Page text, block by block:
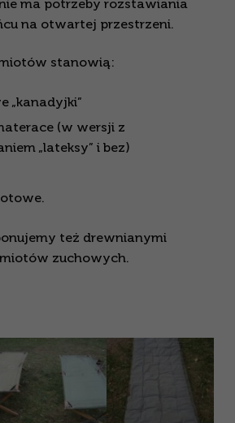
ma potrzeby rozstawiania
na otwartej przestrzeni.
stanowią:
„kanadyjki”
(w wersji z
„lateksy” i bez)
też drewnianymi
zuchowych.